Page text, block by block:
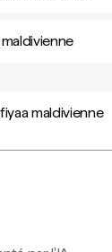
maldivienne